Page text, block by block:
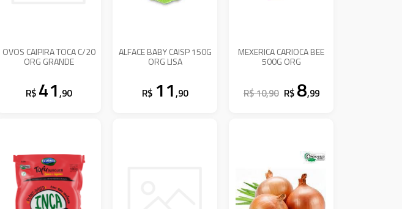
OVOS CAIPIRA TOCA C/20
ORG GRANDE
R$ 41,90
ALFACE BABY CAISP 150G
ORG LISA
R$ 11,90
MEXERICA CARIOCA BEE
500G ORG
R$ 10,90 R$ 8,99